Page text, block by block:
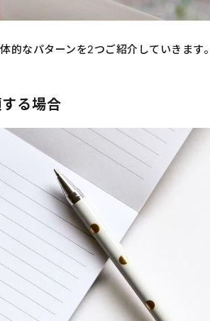
的なパターンを2つご紹介していきます。
る場合